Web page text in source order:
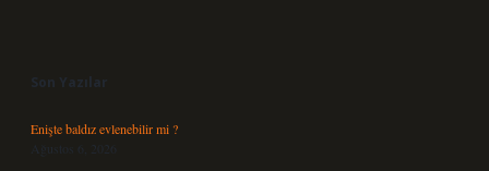
Son Yazılar
Enişte baldız evlenebilir mi ?
Ağustos 6, 2026